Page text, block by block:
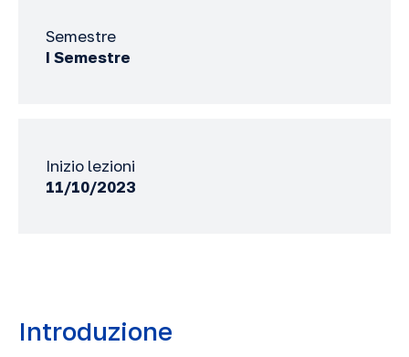
Semestre
I Semestre
Inizio lezioni
11/10/2023
Introduzione